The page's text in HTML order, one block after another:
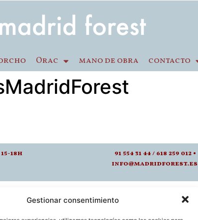
Gestionar consentimiento
Orac mano de obra contacto
18h
91 554 31 44 / 618 259 012 •
info@madridforest.es